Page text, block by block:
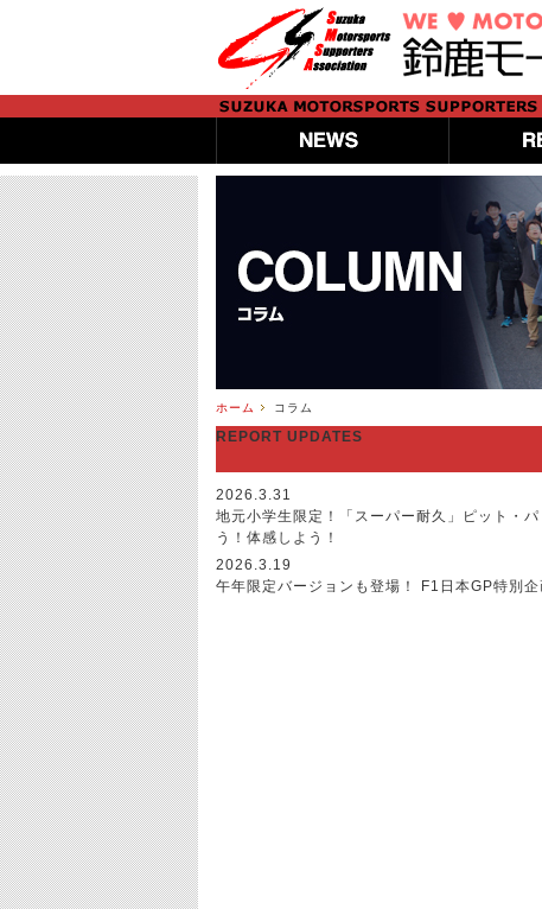
ホーム コラム
REPORT UPDATES
2026.3.31
地元小学生限定！「スーパー耐久」ピット・
う！体感しよう！
2026.3.19
午年限定バージョンも登場！ F1日本GP特別